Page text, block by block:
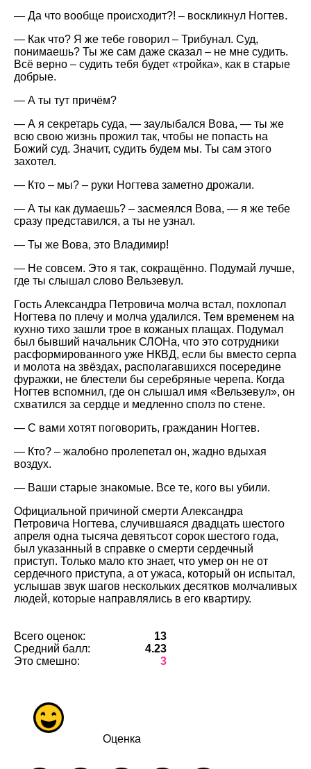
— Да что вообще происходит?! – воскликнул Ногтев.
— Как что? Я же тебе говорил – Трибунал. Суд,
понимаешь? Ты же сам даже сказал – не мне судить.
Всё верно – судить тебя будет «тройка», как в старые
добрые.
— А ты тут причём?
— А я секретарь суда, — заулыбался Вова, — ты же
всю свою жизнь прожил так, чтобы не попасть на
Божий суд. Значит, судить будем мы. Ты сам этого
захотел.
— Кто – мы? – руки Ногтева заметно дрожали.
— А ты как думаешь? – засмеялся Вова, — я же тебе
сразу представился, а ты не узнал.
— Ты же Вова, это Владимир!
— Не совсем. Это я так, сокращённо. Подумай лучше,
где ты слышал слово Вельзевул.
Гость Александра Петровича молча встал, похлопал
Ногтева по плечу и молча удалился. Тем временем на
кухню тихо зашли трое в кожаных плащах. Подумал
был бывший начальник СЛОНа, что это сотрудники
расформированного уже НКВД, если бы вместо серпа
и молота на звёздах, располагавшихся посередине
фуражки, не блестели бы серебряные черепа. Когда
Ногтев вспомнил, где он слышал имя «Вельзевул», он
схватился за сердце и медленно сполз по стене.
— С вами хотят поговорить, гражданин Ногтев.
— Кто? – жалобно пролепетал он, жадно вдыхая
воздух.
— Ваши старые знакомые. Все те, кого вы убили.
Официальной причиной смерти Александра
Петровича Ногтева, случившаяся двадцать шестого
апреля одна тысяча девятьсот сорок шестого года,
был указанный в справке о смерти сердечный
приступ. Только мало кто знает, что умер он не от
сердечного приступа, а от ужаса, который он испытал,
услышав звук шагов нескольких десятков молчаливых
людей, которые направлялись в его квартиру.
Всего оценок:
13
Средний балл:
4.23
Это смешно:
3
Оценка